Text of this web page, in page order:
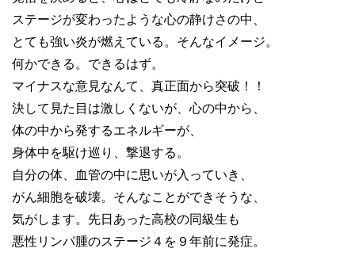
ステージが変わったような心の静けさの中、
とても強い炎が燃えている。そんなイメージ。
何かできる。できるはず。
マイナスな意見なんて、真正面から突破！！
決して見た目は激しくないが、心の中から、
体の中から発するエネルギーが、
身体中を駆け巡り、撃退する。
自分の体、血管の中に思いが入っていき、
がん細胞を破壊。そんなことができそうな、
気がします。先日あった高校の同級生も
悪性リンパ腫のステージ４を９年前に発症。